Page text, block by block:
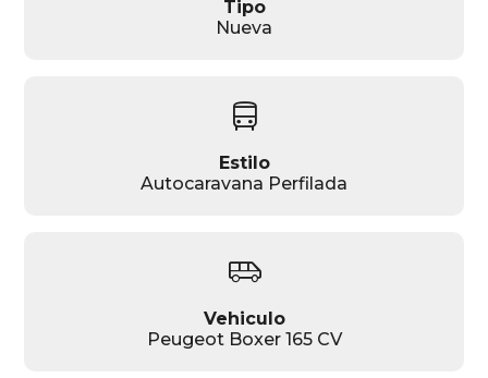
Tipo
Nueva
directions_bus
Estilo
Autocaravana Perfilada
airport_shuttle
Vehiculo
Peugeot Boxer 165 CV